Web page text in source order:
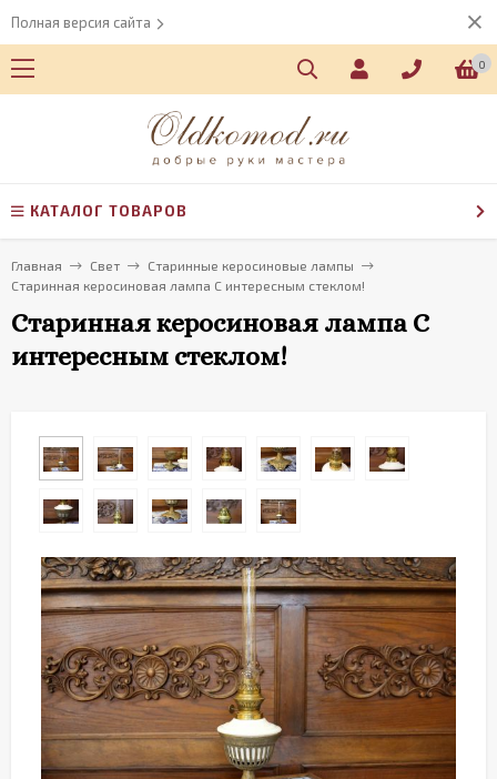
Полная версия сайта
0
КАТАЛОГ ТОВАРОВ
Главная Свет
Старинные керосиновые лампы
Старинная керосиновая лампа С интересным стеклом!
Старинная керосиновая лампа С
интересным стеклом!